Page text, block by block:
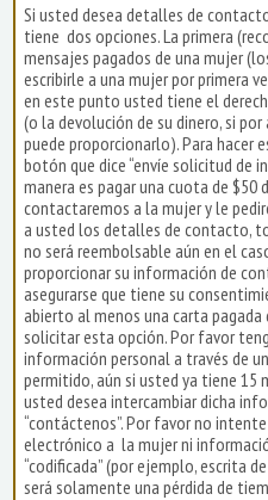
Si usted desea detalles de
tiene dos opciones. La primera
mensajes pagados de una mujer
escribirle a una mujer por primera
en este punto usted tiene el
(o la devolución de su dinero, si
puede proporcionarlo). Para hacer
botón que dice “envíe solicitud de
manera es pagar una cuota de
contactaremos a la mujer y le
a usted los detalles de contacto,
no será reembolsable aún en el
proporcionar su información de
asegurarse que tiene su
abierto al menos una carta pagada
solicitar esta opción. Por favor
información personal a través de
permitido, aún si usted ya tiene 15
usted desea intercambiar dicha
“contáctenos”. Por favor no
electrónico a la mujer ni
“codificada” (por ejemplo, escrita
será solamente una pérdida de